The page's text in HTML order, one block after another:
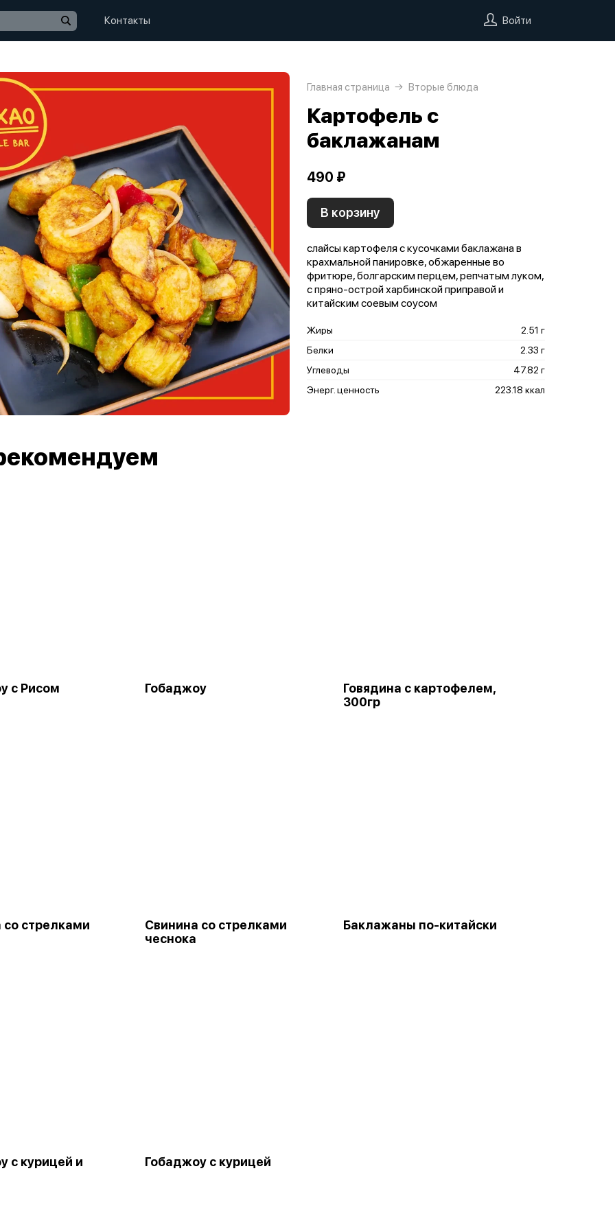
Контакты Войти
Главная страница Вторые блюда
Картофель с
баклажанам
490 ₽
В корзину
слайсы картофеля с кусочками баклажана в
крахмальной панировке, обжаренные во
фритюре, болгарским перцем, репчатым луком,
с пряно-острой харбинской приправой и
китайским соевым соусом
Жиры
2.51 г
Белки
2.33 г
Углеводы
47.82 г
Энерг. ценность
223.18 ккал
с Рисом Гобаджоу
Говядина с картофелем,
300гр
стрелками
Свинина со стрелками
чеснока
Баклажаны по-китайски
с курицей и
Гобаджоу с курицей